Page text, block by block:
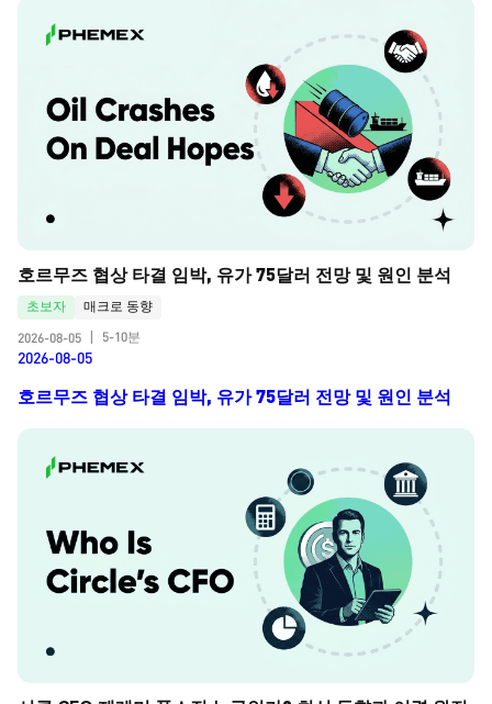
호르무즈 협상 타결 임박, 유가 75달러 전망 및 원인 분석
초보자
매크로 동향
2026-08-05
5-10분
2026-08-05
호르무즈 협상 타결 임박, 유가 75달러 전망 및 원인 분석